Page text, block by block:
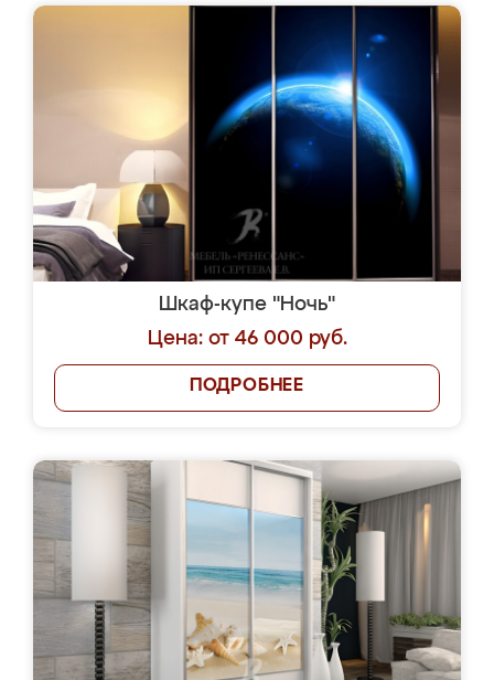
Шкаф-купе "Ночь"
Цена: от 46 000 руб.
ПОДРОБНЕЕ